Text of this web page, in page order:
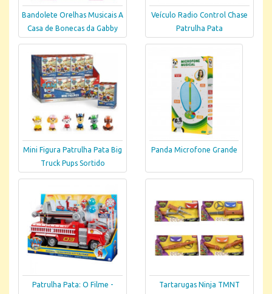
Bandolete Orelhas Musicais A
Casa de Bonecas da Gabby
Veículo Radio Control Chase
Patrulha Pata
Mini Figura Patrulha Pata Big
Truck Pups Sortido
Panda Microfone Grande
Patrulha Pata: O Filme -
Tartarugas Ninja TMNT